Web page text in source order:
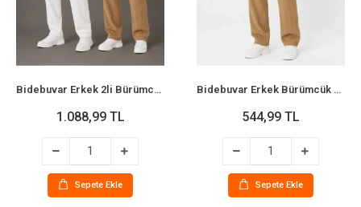
Bidebuvar Erkek 2li Bürümcük Kumaş Beli Lastikli Bağcıklı Bol Paça Pantolon - Beyaz/Vizon
1.088,99 TL
Sepete Ekle
Bidebuvar Erkek Bürümcük Kumaş Rahat Kesim Lastikli Bağcıklı Cepli Pantolon - Bej
544,99 TL
Sepete Ekle